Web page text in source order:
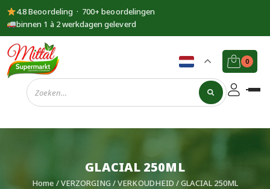
4.8 Beoordeling · 700+ beoordelingen
binnen 1 à 2 werkdagen geleverd
Supermarkt
Mittal
0
GLACIAL 250ML
Home /VERZORGING /VERKOUDHEID / GLACIAL 250ML